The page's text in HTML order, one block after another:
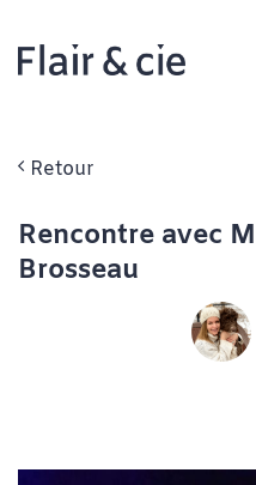
contenu
Retour
Rencontre avec
Brosseau